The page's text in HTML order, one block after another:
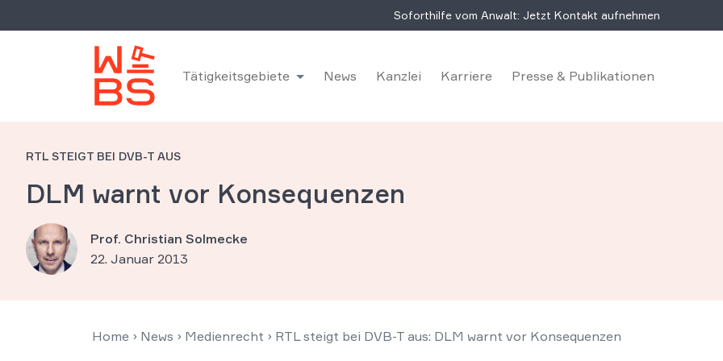
Soforthilfe vom Anwalt: Jetzt Kontakt aufnehmen
Tätigkeitsgebiete News Kanzlei Karriere Presse & Publikationen
RTL STEIGT BEI DVB-T AUS
DLM warnt vor Konsequenzen
Prof. Christian Solmecke
22. Januar 2013
Home › News › Medienrecht › RTL steigt bei DVB-T aus: DLM warnt vor Konsequenzen